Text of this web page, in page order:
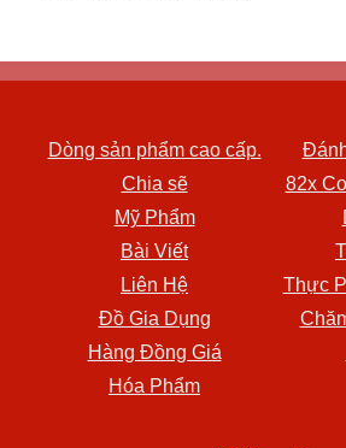
Dòng sản phẩm cao cấp.
Chia sẽ
82x
Mỹ Phẩm
Bài Viết
Liên Hệ
Thực
Đồ Gia Dụng
Hàng Đồng Giá
Hóa Phẩm